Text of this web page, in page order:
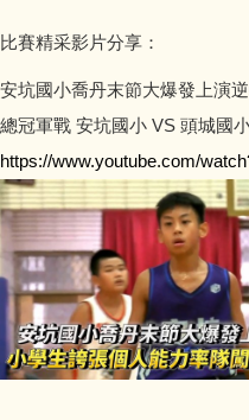
比賽精采影片分享：
安坑國小喬丹末節大爆發上演
總冠軍戰 安坑國小 VS 頭城國
https://www.youtube.com/